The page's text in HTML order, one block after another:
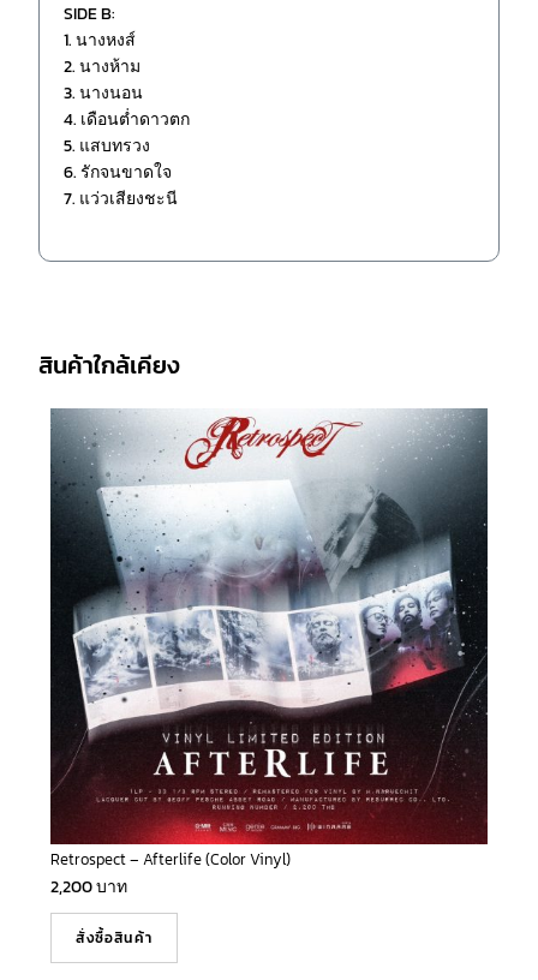
SIDE B:
1. นางหงส์
2. นางห้าม
3. นางนอน
4. เดือนต่ำดาวตก
5. แสบทรวง
6. รักจนขาดใจ
7. แว่วเสียงชะนี
สินค้าใกล้เคียง
Retrospect – Afterlife (Color Vinyl)
2,200บาท
สั่งซื้อสินค้า